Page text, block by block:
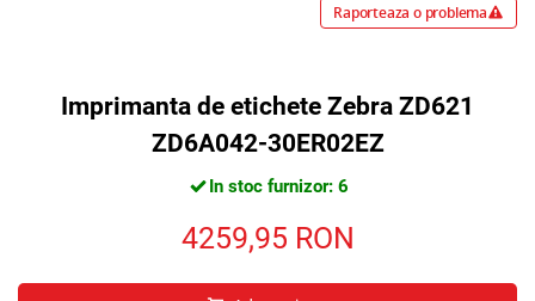
Raporteaza o problema
Imprimanta de etichete Zebra ZD621
ZD6A042-30ER02EZ
In stoc furnizor: 6
4259,95 RON